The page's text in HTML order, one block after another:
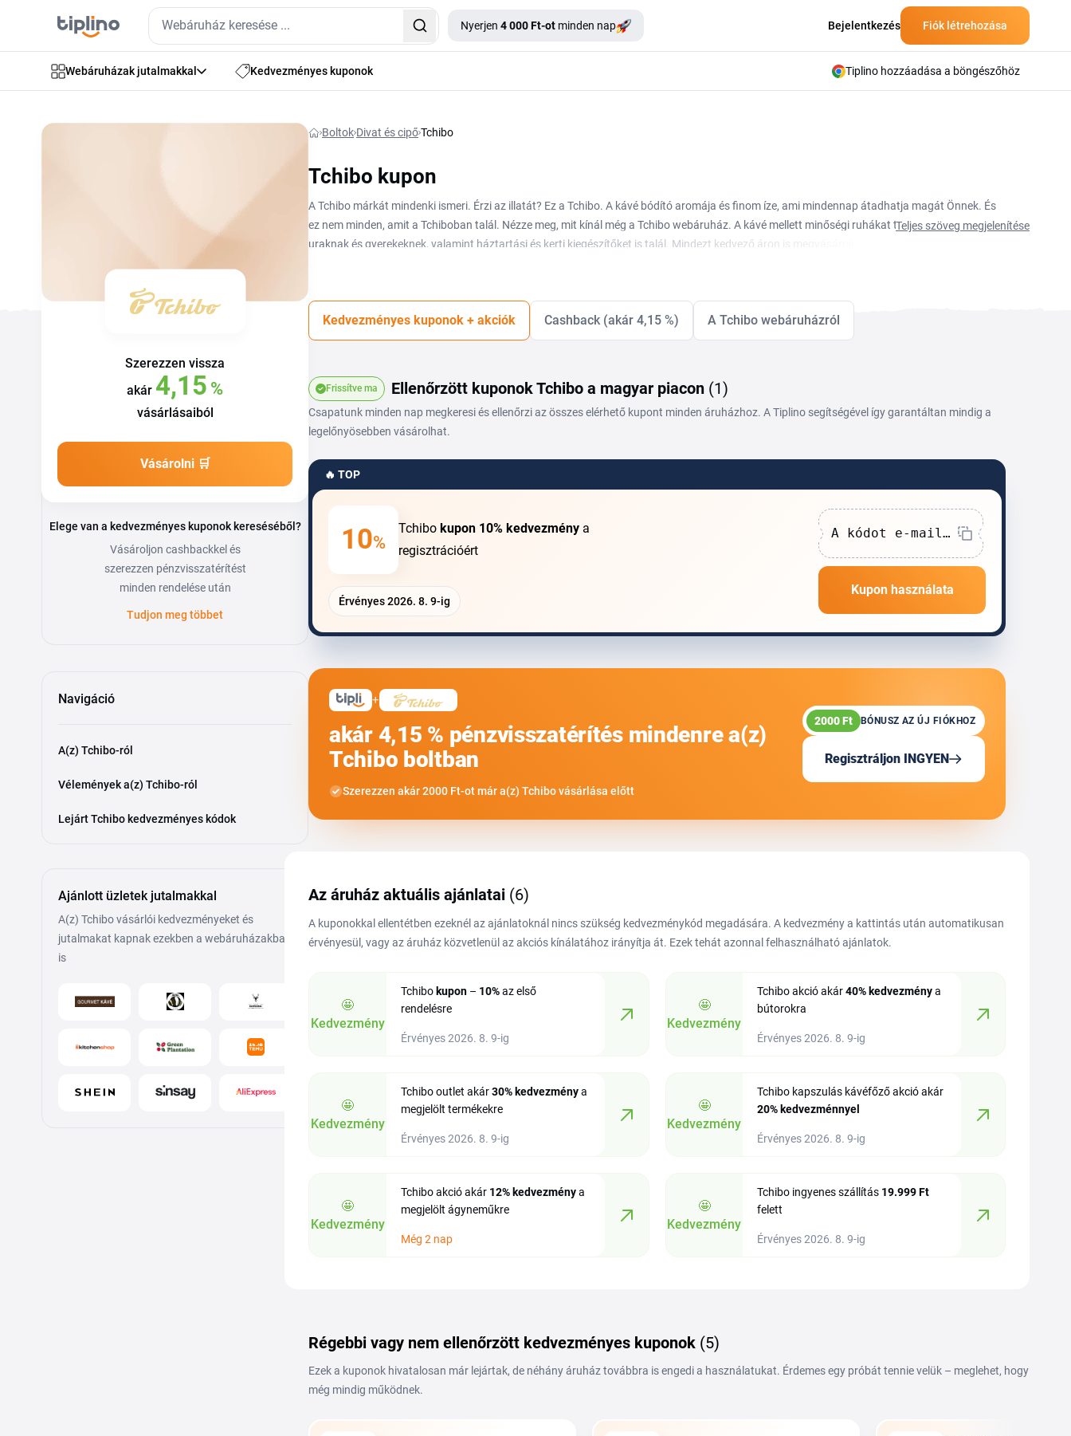
Nyerjen 4 000 Ft-ot minden nap Bejelentkezés Fiók létrehozása
Webáruházak jutalmakkal Kedvezményes kuponok Tiplino hozzáadása a böngészőhöz
Szerezzen vissza
akár 4,15 %
vásárlásaiból
Vásárolni 🛒
Elege van a kedvezményes kuponok kereséséből?
Vásároljon cashbackkel és
szerezzen pénzvisszatérítést
minden rendelése után
Tudjon meg többet
Navigáció
A(z) Tchibo-ról
Vélemények a(z) Tchibo-ról
Lejárt Tchibo kedvezményes kódok
Ajánlott üzletek jutalmakkal
A(z) Tchibo vásárlói kedvezményeket és
jutalmakat kapnak ezekben a webáruházakban
is
Boltok Divat és cipőTchibo
Tchibo kupon
A Tchibo márkát mindenki ismeri. Érzi az illatát? Ez a Tchibo. A kávé bódító aromája és finom íze, ami mindennap átadhatja magát Önnek. És
ez nem minden, amit a Tchiboban talál. Nézze meg, mit kínál még a Tchibo webáruház. A kávé mellett minőségi ruhákat találnak hölgyeknek,
uraknak és gyerekeknek, valamint háztartási és kerti kiegészítőket is talál. Mindezt kedvező áron is megvásárolhatja a
Teljes szöveg megjelenítése
Kedvezményes kuponok + akciók Cashback (akár 4,15 %) A Tchibo webáruházról
Frissítve ma Ellenőrzött kuponok Tchibo a magyar piacon (1)
Csapatunk minden nap megkeresi és ellenőrzi az összes elérhető kupont minden áruházhoz. A Tiplino segítségével így garantáltan mindig a
legelőnyösebben vásárolhat.
🔥 TOP
10%
Tchibo kupon 10% kedvezmény a
regisztrációért
Érvényes 2026. 8. 9-ig
A kódot e-mailben küldik
Kupon használata
Az áruház aktuális ajánlatai (6)
A kuponokkal ellentétben ezeknél az ajánlatoknál nincs szükség kedvezménykód megadására. A kedvezmény a kattintás után automatikusan
érvényesül, vagy az áruház közvetlenül az akciós kínálatához irányítja át. Ezek tehát azonnal felhasználható ajánlatok.
🤩
Kedvezmény
Tchibo kupon– 10%az első
rendelésre
Érvényes 2026. 8. 9-ig
🤩
Kedvezmény
Tchibo akció akár40% kedvezménya
bútorokra
Érvényes 2026. 8. 9-ig
🤩
Kedvezmény
Tchibo outlet akár30% kedvezménya
megjelölt termékekre
Érvényes 2026. 8. 9-ig
🤩
Kedvezmény
Tchibo kapszulás kávéfőző akció akár
20% kedvezménnyel
Érvényes 2026. 8. 9-ig
🤩
Kedvezmény
Tchibo akció akár 12% kedvezménya
megjelölt ágyneműkre
Még 2 nap
🤩
Kedvezmény
Tchibo ingyenes szállítás 19.999 Ft
felett
Érvényes 2026. 8. 9-ig
+
akár 4,15 % pénzvisszatérítés mindenre a(z)
Tchibo boltban
Szerezzen akár 2000 Ft-ot már a(z) Tchibo vásárlása előtt
2000 Ft BÓNUSZ AZ ÚJ FIÓKHOZ
Regisztráljon INGYEN
Régebbi vagy nem ellenőrzött kedvezményes kuponok (5)
Ezek a kuponok hivatalosan már lejártak, de néhány áruház továbbra is engedi a használatukat. Érdemes egy próbát tennie velük – meglehet, hogy
még mindig működnek.